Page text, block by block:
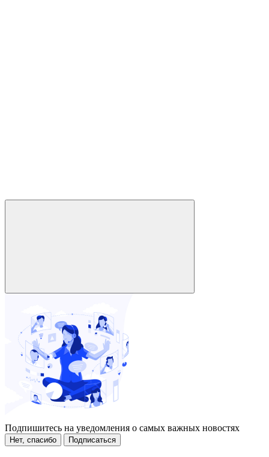
Подпишитесь на уведомления о самых важных новостях
Нет, спасибо Подписаться